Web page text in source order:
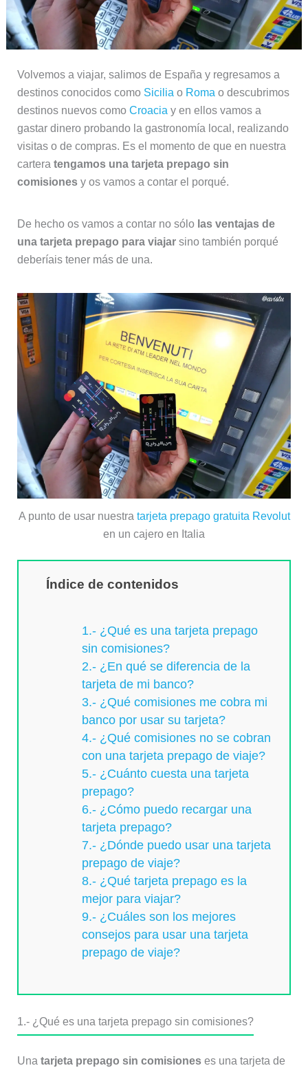
Volvemos a viajar, salimos de España y regresamos a
destinos conocidos como Sicilia o Roma o descubrimos
destinos nuevos como Croacia y en ellos vamos a
gastar dinero probando la gastronomía local, realizando
visitas o de compras. Es el momento de que en nuestra
cartera tengamos una tarjeta prepago sin
comisionesy os vamos a contar el porqué.
De hecho os vamos a contar no sólo las ventajas de
una tarjeta prepago para viajarsino también porqué
deberíais tener más de una.
A punto de usar nuestra tarjeta prepago gratuita Revolut
en un cajero en Italia
Índice de contenidos
1.- ¿Qué es una tarjeta prepago
sin comisiones?
2.- ¿En qué se diferencia de la
tarjeta de mi banco?
3.- ¿Qué comisiones me cobra mi
banco por usar su tarjeta?
4.- ¿Qué comisiones no se cobran
con una tarjeta prepago de viaje?
5.- ¿Cuánto cuesta una tarjeta
prepago?
6.- ¿Cómo puedo recargar una
tarjeta prepago?
7.- ¿Dónde puedo usar una tarjeta
prepago de viaje?
8.- ¿Qué tarjeta prepago es la
mejor para viajar?
9.- ¿Cuáles son los mejores
consejos para usar una tarjeta
prepago de viaje?
1.- ¿Qué es una tarjeta prepago sin comisiones?
Una tarjeta prepago sin comisioneses una tarjeta de